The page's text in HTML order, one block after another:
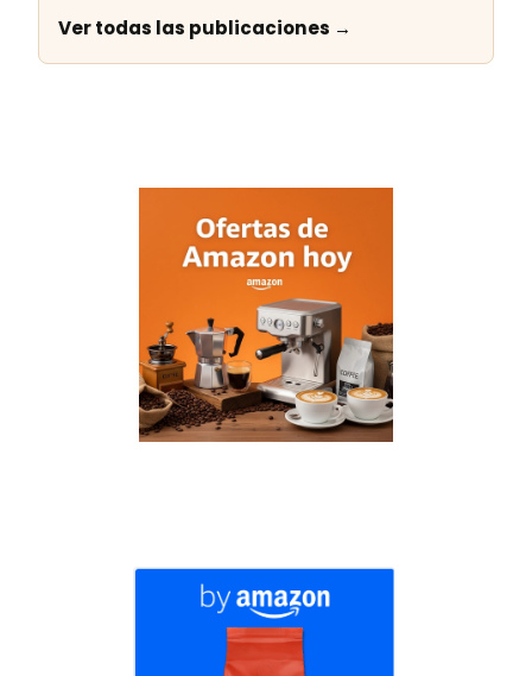
Ver todas las publicaciones →